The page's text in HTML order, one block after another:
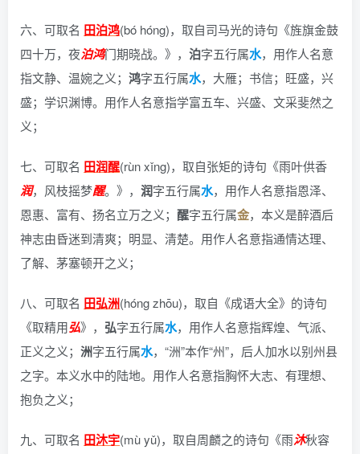
六、可取名 田泊鸿(bó hóng)， 取自司马光的诗句《旌旗金鼓
四十万，夜泊鸿门期晓战。》 ， 泊字五行属水，用作人名意
指文静、温婉之义； 鸿字五行属水，大雁；书信；旺盛，兴
盛；学识渊博。用作人名意指学富五车、兴盛、文采斐然之
义；
七、可取名 田润醒(rùn xǐng)， 取自张矩的诗句《雨叶供香
润，风枝摇梦醒。》 ， 润字五行属水，用作人名意指恩泽、
恩惠、富有、扬名立万之义； 醒字五行属金，本义是醉酒后
神志由昏迷到清爽；明显、清楚。用作人名意指通情达理、
了解、茅塞顿开之义；
八、可取名 田弘洲(hóng zhōu)， 取自《成语大全》的诗句
《取精用弘》 ， 弘字五行属水，用作人名意指辉煌、气派、
正义之义； 洲字五行属水，“洲”本作“州”，后人加水以别州县
之字。本义水中的陆地。用作人名意指胸怀大志、有理想、
抱负之义；
九、可取名 田沐宇(mù yǔ)， 取自周麟之的诗句《雨沐秋容